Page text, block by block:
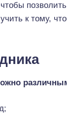
к тому,